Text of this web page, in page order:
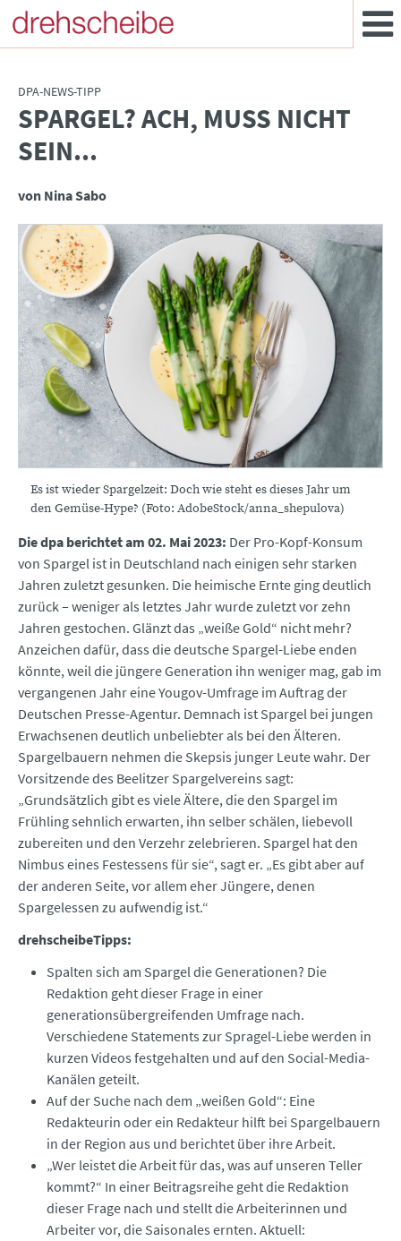
DPA-NEWS-TIPP
:SPARGEL? ACH, MUSS NICHT
SEIN...
von Nina Sabo
Es ist wieder Spargelzeit: Doch wie steht es dieses Jahr um
den Gemüse-Hype? (Foto: AdobeStock/anna_shepulova)
Die dpa berichtet am 02. Mai 2023: Der Pro-Kopf-Konsum
von Spargel ist in Deutschland nach einigen sehr starken
Jahren zuletzt gesunken. Die heimische Ernte ging deutlich
zurück – weniger als letztes Jahr wurde zuletzt vor zehn
Jahren gestochen. Glänzt das „weiße Gold“ nicht mehr?
Anzeichen dafür, dass die deutsche Spargel-Liebe enden
könnte, weil die jüngere Generation ihn weniger mag, gab im
vergangenen Jahr eine Yougov-Umfrage im Auftrag der
Deutschen Presse-Agentur. Demnach ist Spargel bei jungen
Erwachsenen deutlich unbeliebter als bei den Älteren.
Spargelbauern nehmen die Skepsis junger Leute wahr. Der
Vorsitzende des Beelitzer Spargelvereins sagt:
„Grundsätzlich gibt es viele Ältere, die den Spargel im
Frühling sehnlich erwarten, ihn selber schälen, liebevoll
zubereiten und den Verzehr zelebrieren. Spargel hat den
Nimbus eines Festessens für sie“, sagt er. „Es gibt aber auf
der anderen Seite, vor allem eher Jüngere, denen
Spargelessen zu aufwendig ist.“
drehscheibeTipps:
Spalten sich am Spargel die Generationen? Die
Redaktion geht dieser Frage in einer
generationsübergreifenden Umfrage nach.
Verschiedene Statements zur Spragel-Liebe werden in
kurzen Videos festgehalten und auf den Social-Media-
Kanälen geteilt.
Auf der Suche nach dem „weißen Gold“: Eine
Redakteurin oder ein Redakteur hilft bei Spargelbauern
in der Region aus und berichtet über ihre Arbeit.
„Wer leistet die Arbeit für das, was auf unseren Teller
kommt?“ In einer Beitragsreihe geht die Redaktion
dieser Frage nach und stellt die Arbeiterinnen und
Arbeiter vor, die Saisonales ernten. Aktuell: